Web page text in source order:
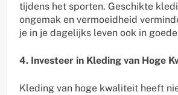
tijdens het sporten. Geschikte
ongemak en vermoeidheid
je in je dagelijks leven ook in
4. Investeer in Kleding van Hoge
Kleding van hoge kwaliteit heeft